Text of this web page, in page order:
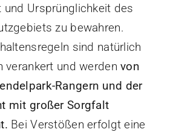
und Ursprünglichkeit des
zu bewahren.
sind natürlich
verankert und werdenvon
Rangern und der
mit großer Sorgfalt
Bei Verstößen erfolgt eine